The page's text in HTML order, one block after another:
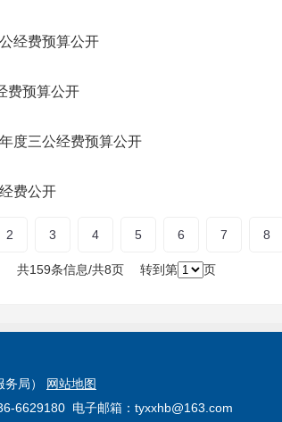
经费预算公开
费预算公开
度三公经费预算公开
费公开
2 3 4 5 6 7 8
共159条信息/共8页 转到第 页
局） 网站地图
6629180 电子邮箱：tyxxhb@163.com